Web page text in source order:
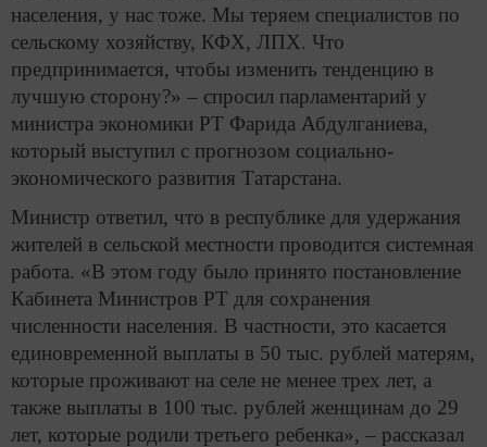
населения, у нас тоже. Мы теряем специалистов по
сельскому хозяйству, КФХ, ЛПХ. Что
предпринимается, чтобы изменить тенденцию в
лучшую сторону?» – спросил парламентарий у
министра экономики РТ Фарида Абдулганиева,
который выступил с прогнозом социально-
экономического развития Татарстана.
Министр ответил, что в республике для удержания
жителей в сельской местности проводится системная
работа. «В этом году было принято постановление
Кабинета Министров РТ для сохранения
численности населения. В частности, это касается
единовременной выплаты в 50 тыс. рублей матерям,
которые проживают на селе не менее трех лет, а
также выплаты в 100 тыс. рублей женщинам до 29
лет, которые родили третьего ребенка», – рассказал